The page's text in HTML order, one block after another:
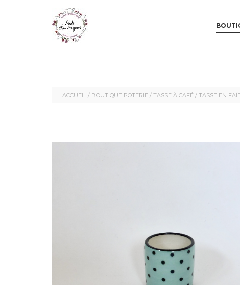
SKIP TO
SKIP TO
ACCUEIL / BOUTIQUE POTERIE / TASSE À CAFÉ / TASSE EN